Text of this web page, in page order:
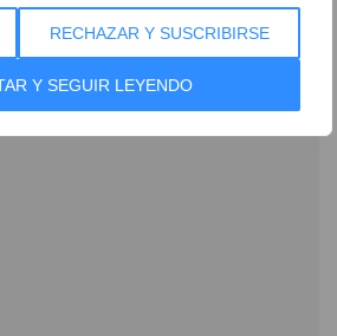
RECHAZAR Y SUSCRIBIRSE
Y SEGUIR LEYENDO
una gala muy especial